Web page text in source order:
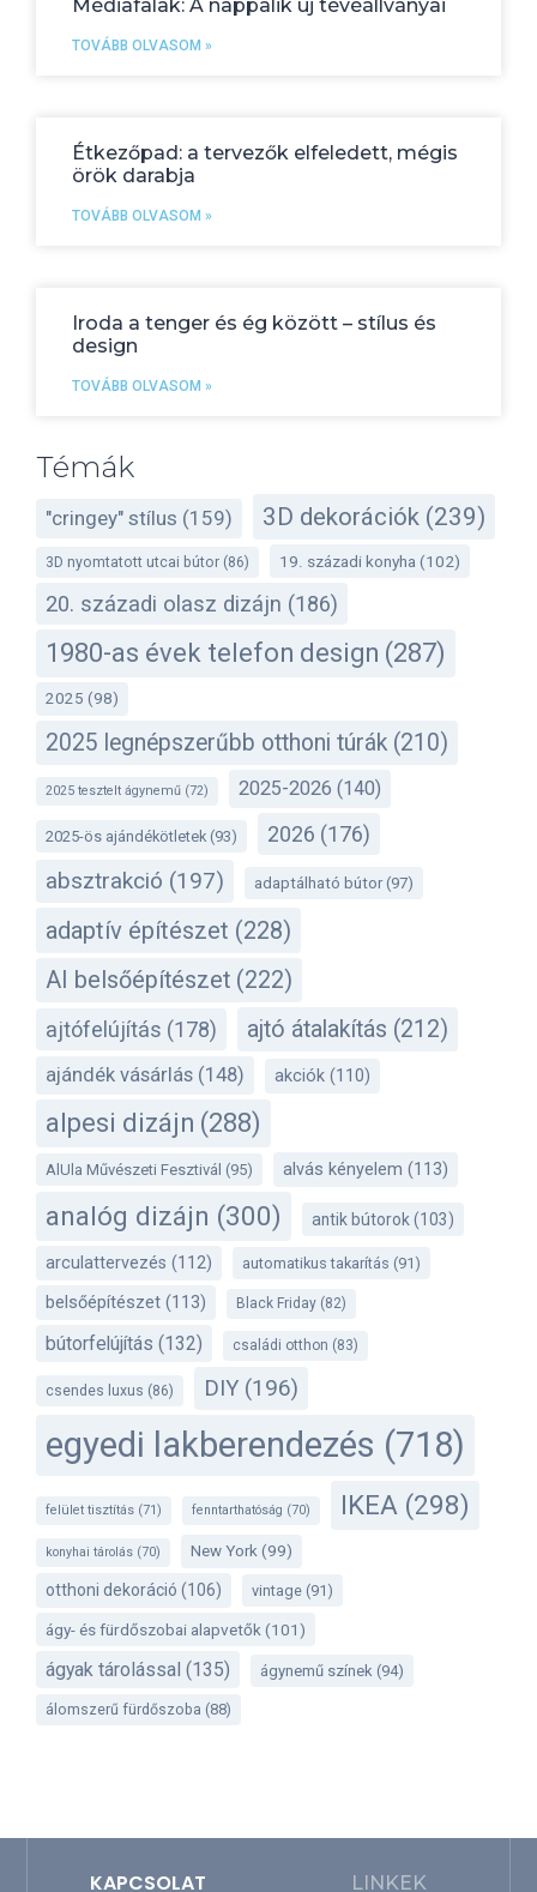
Médiafalak: A nappalik új tévéállványai
TOVÁBB OLVASOM »
Étkezőpad: a tervezők elfeledett, mégis
örök darabja
TOVÁBB OLVASOM »
Iroda a tenger és ég között – stílus és
design
TOVÁBB OLVASOM »
Témák
"cringey" stílus (159) 3D dekorációk (239)
3D nyomtatott utcai bútor (86) 19. századi konyha (102)
20. századi olasz dizájn (186)
1980-as évek telefon design (287)
2025 (98)
2025 legnépszerűbb otthoni túrák (210)
2025 tesztelt ágynemű (72) 2025-2026 (140)
2025-ös ajándékötletek (93) 2026 (176)
absztrakció (197) adaptálható bútor(97)
adaptív építészet (228)
AI belsőépítészet (222)
ajtófelújítás (178) ajtó átalakítás (212)
ajándék vásárlás (148) akciók (110)
alpesi dizájn (288)
AlUla Művészeti Fesztivál (95) alvás kényelem (113)
analóg dizájn (300) antik bútorok (103)
arculattervezés (112) automatikus takarítás (91)
belsőépítészet (113) Black Friday (82)
bútorfelújítás (132) családi otthon (83)
csendes luxus (86) DIY (196)
egyedi lakberendezés (718)
felület tisztítás (71) fenntarthatóság (70) IKEA (298)
konyhai tárolás (70) New York (99)
otthoni dekoráció (106) vintage (91)
ágy- és fürdőszobai alapvetők (101)
ágyak tárolással (135) ágynemű színek (94)
álomszerű fürdőszoba (88)
KAPCSOLAT LINKEK